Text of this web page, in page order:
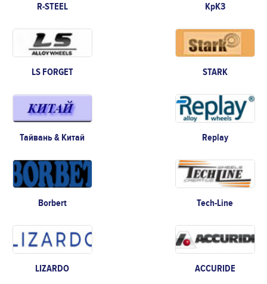
R-STEEL КрКЗ
LS FORGET STARK
Тайвань & Китай Replay
Borbert Tech-Line
LIZARDO ACCURIDE